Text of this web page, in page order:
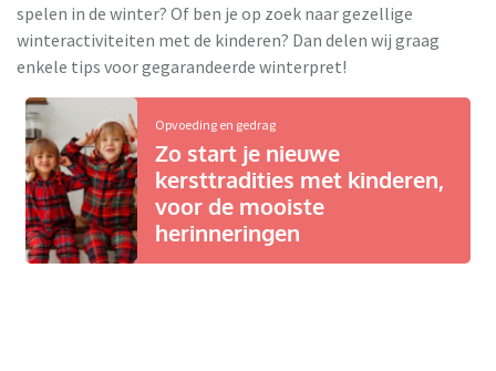
spelen in de winter? Of ben je op zoek naar gezellige
winteractiviteiten met de kinderen? Dan delen wij graag
enkele tips voor gegarandeerde winterpret!
Opvoeding en gedrag
Zo start je nieuwe
kersttradities met kinderen,
voor de mooiste
herinneringen